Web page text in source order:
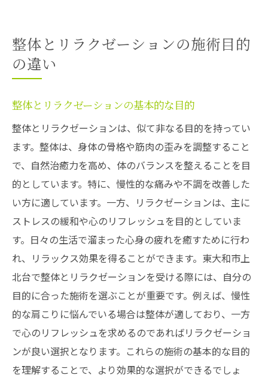
整体とリラクゼーションの施術目的
の違い
整体とリラクゼーションの基本的な目的
整体とリラクゼーションは、似て非なる目的を持ってい
ます。整体は、身体の骨格や筋肉の歪みを調整すること
で、自然治癒力を高め、体のバランスを整えることを目
的としています。特に、慢性的な痛みや不調を改善した
い方に適しています。一方、リラクゼーションは、主に
ストレスの緩和や心のリフレッシュを目的としていま
す。日々の生活で溜まった心身の疲れを癒すために行わ
れ、リラックス効果を得ることができます。東大和市上
北台で整体とリラクゼーションを受ける際には、自分の
目的に合った施術を選ぶことが重要です。例えば、慢性
的な肩こりに悩んでいる場合は整体が適しており、一方
で心のリフレッシュを求めるのであればリラクゼーショ
ンが良い選択となります。これらの施術の基本的な目的
を理解することで、より効果的な選択ができるでしょ